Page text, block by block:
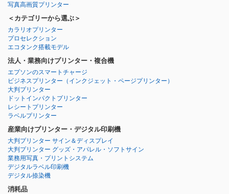
写真高画質プリンター
＜カテゴリーから選ぶ＞
カラリオプリンター
プロセレクション
エコタンク搭載モデル
法人・業務向けプリンター・複合機
エプソンのスマートチャージ
ビジネスプリンター （インクジェット・ページプリンター）
大判プリンター
ドットインパクトプリンター
レシートプリンター
ラベルプリンター
産業向けプリンター・デジタル印刷機
大判プリンター サイン＆ディスプレイ
大判プリンター グッズ・アパレル・ソフトサイン
業務用写真・プリントシステム
デジタルラベル印刷機
デジタル捺染機
消耗品